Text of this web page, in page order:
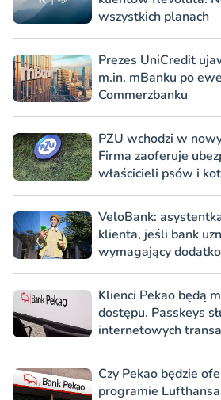
wszystkich planach
Prezes UniCredit
m.in. mBanku po
Commerzbanku
PZU wchodzi w
Firma zaoferuje
właścicieli psów i
VeloBank:
klienta, jeśli bank
wymagający
Klienci Pekao będą
dostępu. Passkeys
internetowych
Czy Pekao będzie
programie